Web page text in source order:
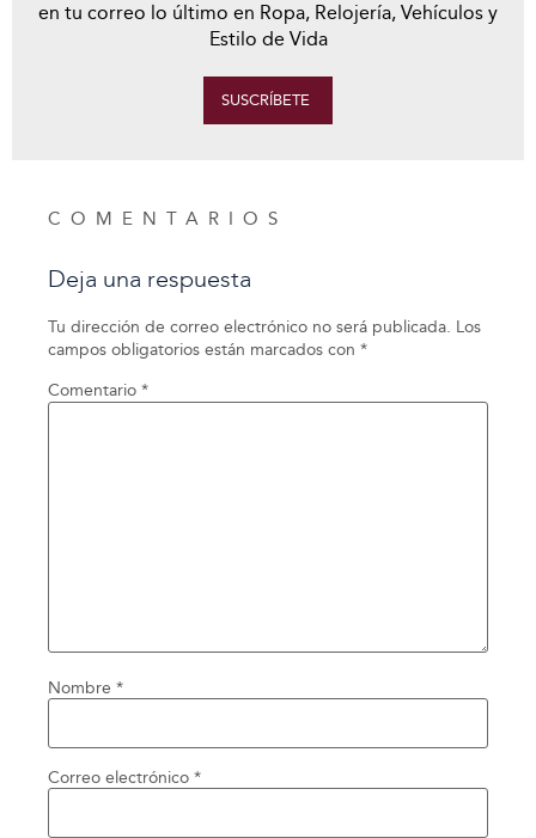
en tu correo lo último en Ropa, Relojería, Vehículos y
Estilo de Vida
SUSCRÍBETE
COMENTARIOS
Deja una respuesta
Tu dirección de correo electrónico no será publicada. Los
campos obligatorios están marcados con *
Comentario *
Nombre *
Correo electrónico *